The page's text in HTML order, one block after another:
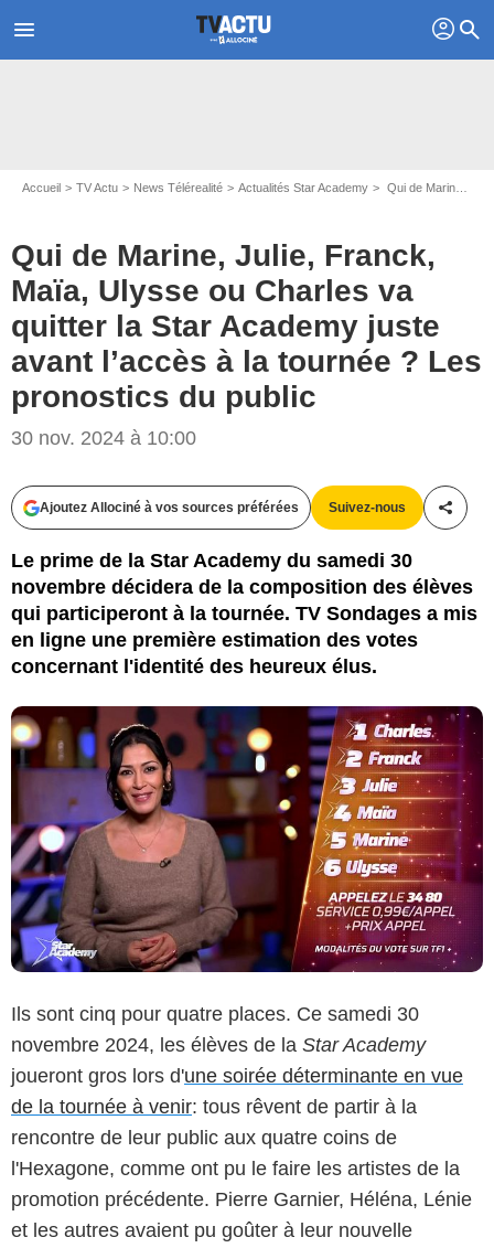
menu profil search
Accueil TV Actu News Télérealité Actualités Star Academy Qui de Marine, Julie, Franck, Maïa, Ulysse ou Charles va quitter la Star Academy juste avant l’accès à la tournée ? Les pronostics du public
Qui de Marine, Julie, Franck,
Maïa, Ulysse ou Charles va
quitter la Star Academy juste
avant l’accès à la tournée ? Les
pronostics du public
30 nov. 2024 à 10:00
Ajoutez Allociné à vos sources préférées Suivez-nous
Le prime de la Star Academy du samedi 30
novembre décidera de la composition des élèves
qui participeront à la tournée. TV Sondages a mis
en ligne une première estimation des votes
concernant l'identité des heureux élus.
Ils sont cinq pour quatre places. Ce samedi 30
novembre 2024, les élèves de la Star Academy
joueront gros lors d'une soirée déterminante en vue
de la tournée à venir: tous rêvent de partir à la
rencontre de leur public aux quatre coins de
l'Hexagone, comme ont pu le faire les artistes de la
promotion précédente. Pierre Garnier, Héléna, Lénie
et les autres avaient pu goûter à leur nouvelle